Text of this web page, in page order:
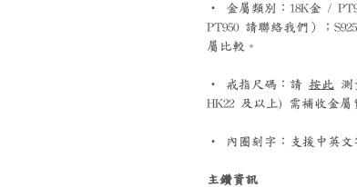
‧ 金屬類別：18K金 /
PT950 請聯絡我們）；
屬比較。
‧ 戒指尺碼：請 按此 測
HK22 及以上) 需補收金屬
‧ 內圈刻字：支援中英文
主鑽資訊